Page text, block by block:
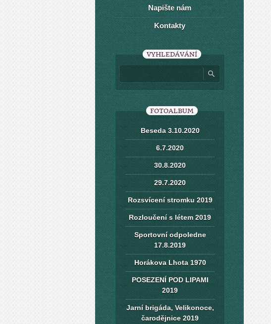
Napište nám
Kontakty
VYHLEDÁVÁNÍ
FOTOALBUM
Beseda 3.10.2020
6.7.2020
30.8.2020
29.7.2020
Rozsvícení stromku 2019
Rozloučení s létem 2019
Sportovní odpoledne
17.8.2019
Horákova Lhota 1970
POSEZENÍ POD LIPAMI
2019
Jarní brigáda, Velikonoce,
čarodějnice 2019